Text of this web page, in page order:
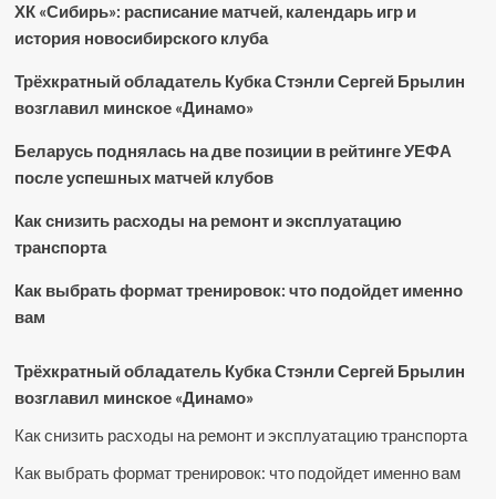
ХК «Сибирь»: расписание матчей, календарь игр и
история новосибирского клуба
Трёхкратный обладатель Кубка Стэнли Сергей Брылин
возглавил минское «Динамо»
Беларусь поднялась на две позиции в рейтинге УЕФА
после успешных матчей клубов
Как снизить расходы на ремонт и эксплуатацию
транспорта
Как выбрать формат тренировок: что подойдет именно
вам
Трёхкратный обладатель Кубка Стэнли Сергей Брылин
возглавил минское «Динамо»
Как снизить расходы на ремонт и эксплуатацию транспорта
Как выбрать формат тренировок: что подойдет именно вам